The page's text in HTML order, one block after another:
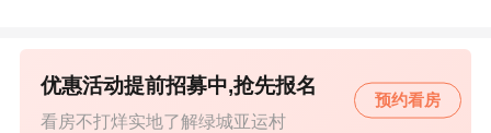
看房不打烊实地了解绿城亚运村
优惠活动提前招募中,抢先报名
预约看房